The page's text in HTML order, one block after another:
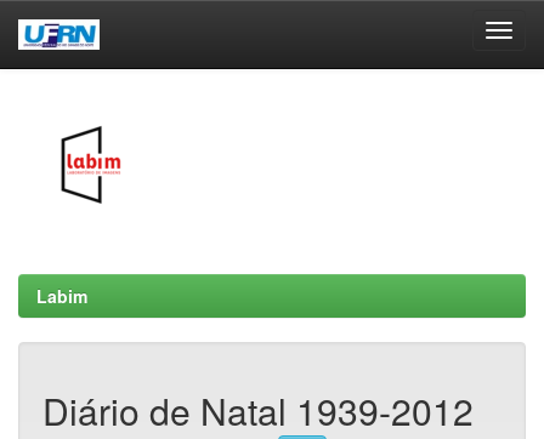
Labim
Diário de Natal 1939-2012